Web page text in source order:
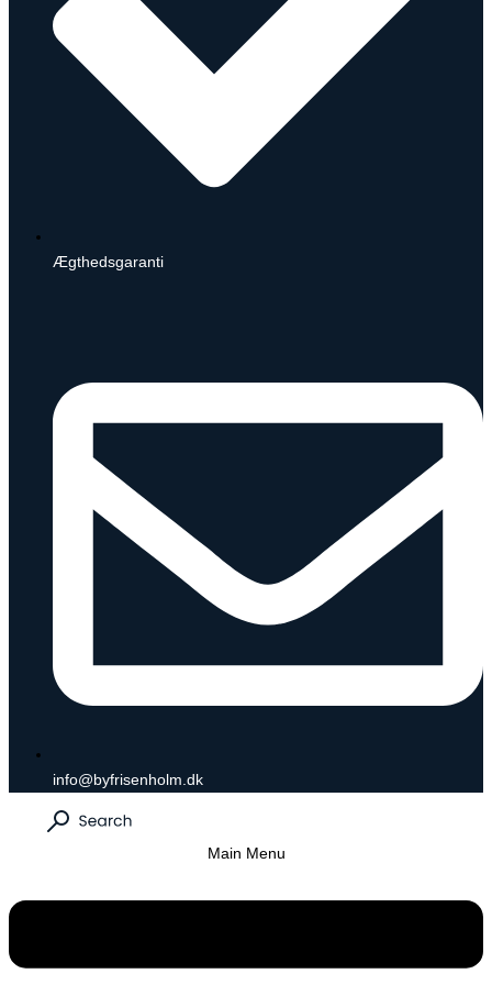
Ægthedsgaranti
info@byfrisenholm.dk
Main Menu